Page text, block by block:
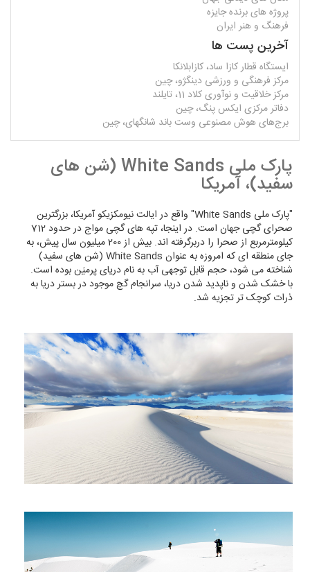
پروژه های برنده جایزه
فرهنگ و هنر ایران
آخرین پست ها
ایستگاه قطار کازا ساد، کازابلانکا
مرکز فرهنگی و ورزشی دینگژو، چین
مرکز خلاقیت و نوآوری کلاد 11، تایلند
دفاتر مرکزی ایکس پنگ، چین
برج‌های هوش مصنوعی وست باند شانگهای، چین
پارک ملی White Sands (شن های
سفید)، آمریکا
"پارک ملی White Sands" واقع در ایالت نیومکزیکو آمریکا، بزرگترین
صحرای گچی جهان است. در اینجا، تپه های گچی مواج در حدود 712
کیلومترمربع از صحرا را دربرگرفته اند. بیش از 200 میلیون سال پیش، به
جای منطقه ای که امروزه به عنوان White Sands (شن های سفید)
شناخته می شود، حجم قابل توجهی آب به نام دریای پرمیَن بوده است.
با خشک شدن و ناپدید شدن دریا، سرانجام گچ موجود در بستر دریا به
ذرات کوچک تر تجزیه شد.